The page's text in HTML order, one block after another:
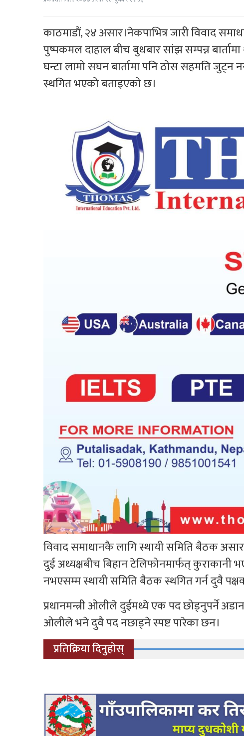
काठमाडौं, २४ असार।नेकपाभित्र जारी विवाद
पुष्पकमल दाहाल बीच बुधबार सांझ सम्पन्न
घन्टा लामो सघन बार्तामा पनि ठोस सहमति जुट्न
स्थगित भएको बताइएको छ।
विवाद समाधानकै लागि स्थायी समिति बैठक
दुई अध्यक्षबीच बिहान टेलिफोनमार्फत्
नभएसम्म स्थायी समिति बैठक स्थगित गर्न दुवै
प्रधानमन्त्री ओलीले दुईमध्ये एक पद छोड्नुपर्ने
ओलीले भने दुवै पद नछाड्ने स्पष्ट पारेका छन।
प्रतिक्रिया दिनुहोस्